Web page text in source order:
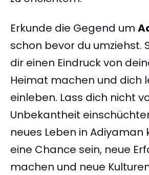
Erkunde die Gegend um
schon bevor du umziehst.
dir einen Eindruck von
Heimat machen und dich
einleben. Lass dich nicht
Unbekantheit
neues Leben in Adiyaman
eine Chance sein, neue
machen und neue